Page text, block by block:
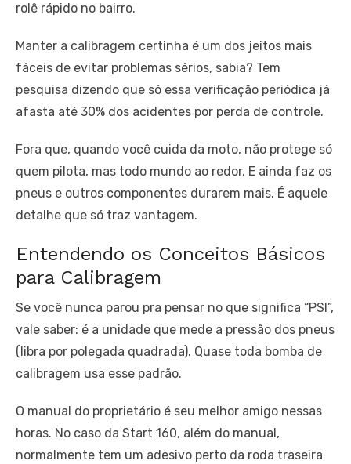
rolê rápido no bairro.
Manter a calibragem certinha é um dos jeitos mais
fáceis de evitar problemas sérios, sabia? Tem
pesquisa dizendo que só essa verificação periódica já
afasta até 30% dos acidentes por perda de controle.
Fora que, quando você cuida da moto, não protege só
quem pilota, mas todo mundo ao redor. E ainda faz os
pneus e outros componentes durarem mais. É aquele
detalhe que só traz vantagem.
Entendendo os Conceitos Básicos
para Calibragem
Se você nunca parou pra pensar no que significa “PSI”,
vale saber: é a unidade que mede a pressão dos pneus
(libra por polegada quadrada). Quase toda bomba de
calibragem usa esse padrão.
O manual do proprietário é seu melhor amigo nessas
horas. No caso da Start 160, além do manual,
normalmente tem um adesivo perto da roda traseira